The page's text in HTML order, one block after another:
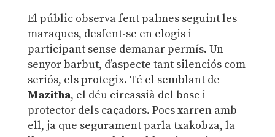
El públic observa fent palmes seguint les
maraques, desfent-se en elogis i
participant sense demanar permís. Un
senyor barbut, d’aspecte tant silenciós com
seriós, els protegix. Té el semblant de
Mazitha, el déu circassià del bosc i
protector dels caçadors. Pocs xarren amb
ell, ja que segurament parla txakobza, la